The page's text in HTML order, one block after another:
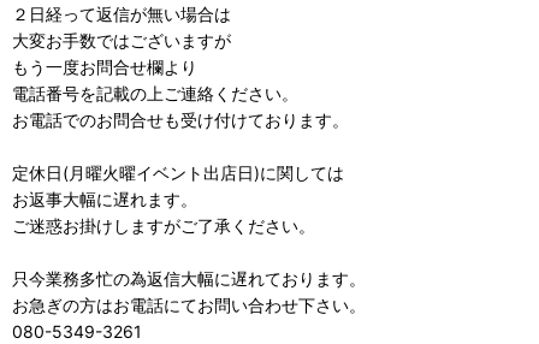
２日経って返信が無い場合は
大変お手数ではございますが
もう一度お問合せ欄より
電話番号を記載の上ご連絡ください。
お電話でのお問合せも受け付けております。
定休日(月曜火曜イベント出店日)に関しては
お返事大幅に遅れます。
ご迷惑お掛けしますがご了承ください。
只今業務多忙の為返信大幅に遅れております。
お急ぎの方はお電話にてお問い合わせ下さい。
080-5349-3261